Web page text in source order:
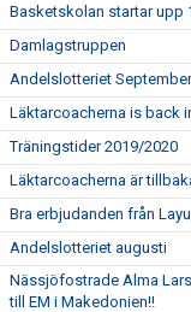
Basketskolan startar upp
Damlagstruppen
Andelslotteriet September
Läktarcoacherna is back
Träningstider 2019/2020
Läktarcoacherna är
Bra erbjudanden från
Andelslotteriet augusti
Nässjöfostrade Alma
till EM i Makedonien!!